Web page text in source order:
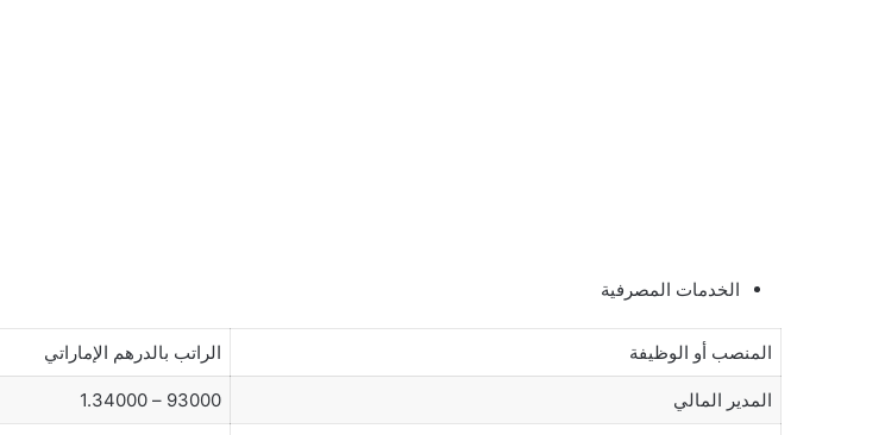
الخدمات المصرفية
المنصب أو الوظيفة الراتب بالدرهم الإماراتي
المدير المالي 93000 – 1.34000